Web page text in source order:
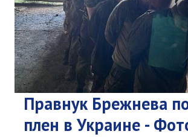
Правнук Брежнева
плен в Украине -